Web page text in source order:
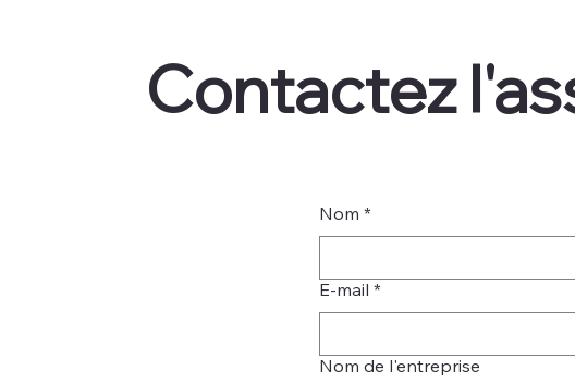
Contactez
Nom *
E-mail *
Nom de l'entreprise